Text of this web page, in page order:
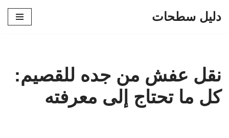
دليل سطحات
نقل عفش من جده للقصيم:
كل ما تحتاج إلى معرفته